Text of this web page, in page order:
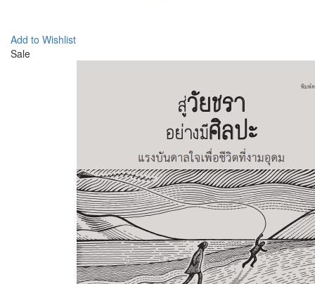
Add to Wishlist
Sale